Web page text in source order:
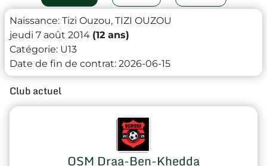
Naissance: Tizi Ouzou, TIZI OUZOU
jeudi 7 août 2014 (12 ans)
Catégorie: U13
Date de fin de contrat: 2026-06-15
Club actuel
OSM Draa-Ben-Khedda